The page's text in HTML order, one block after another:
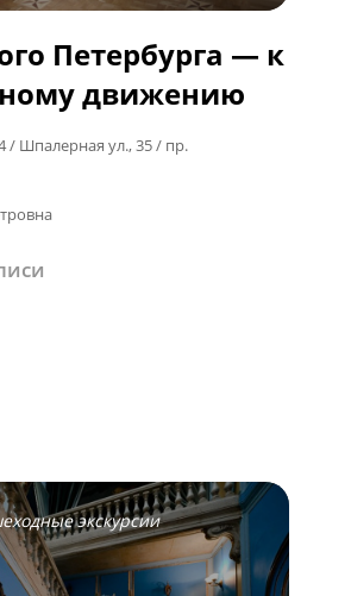
Петербурга — к
движению
/ Шпалерная ул., 35 / пр.
экскурсии